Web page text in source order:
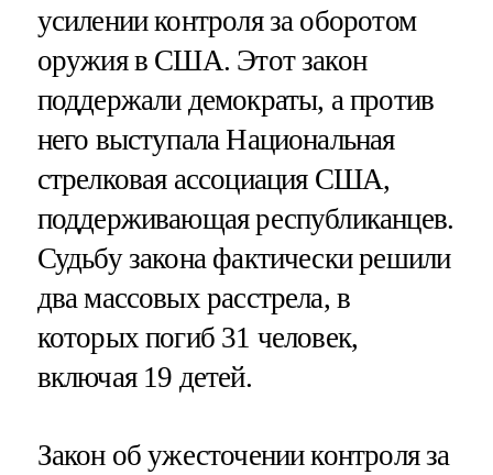
усилении контроля за оборотом
оружия в США. Этот закон
поддержали демократы, а против
него выступала Национальная
стрелковая ассоциация США,
поддерживающая республиканцев.
Судьбу закона фактически решили
два массовых расстрела, в
которых погиб 31 человек,
включая 19 детей.
Закон об ужесточении контроля за